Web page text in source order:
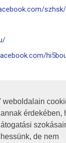
weboldalain
érdekében,
de nem
szhsk/